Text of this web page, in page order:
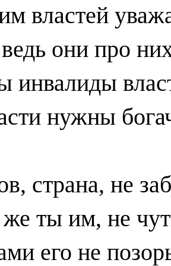
властей
они про
инвалиды
нужны
страна, не
ты им, не
его не